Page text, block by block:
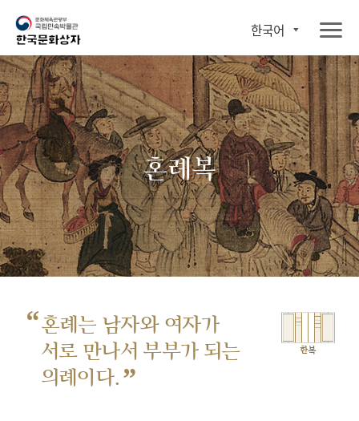
한국어
혼례복
“혼례는 남자와 여자가
서로 만나서 부부가 되는
의례이다. ”
한복